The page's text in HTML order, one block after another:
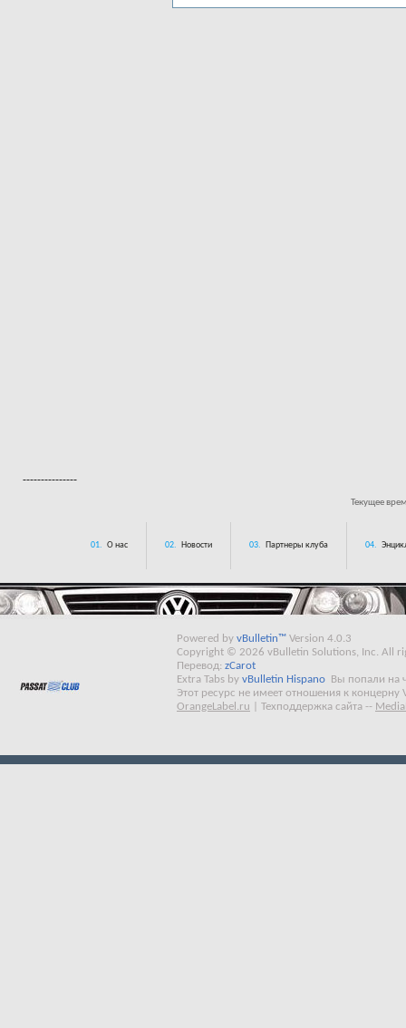
---------------
Текущее
01. О нас 02. Новости 03. Партнеры клуба 04.
Powered by vBulletin™ Version 4.0.3
Copyright © 2026 vBulletin Solutions, Inc. All
Перевод: zCarot
Extra Tabs by vBulletin Hispano
Вы попали на
Этот ресурс не имеет отношения к концерну
OrangeLabel.ru
Техподдержка сайта --